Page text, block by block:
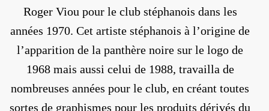
Roger Viou pour le club stéphanois dans les
années 1970. Cet artiste stéphanois à l’origine de
l’apparition de la panthère noire sur le logo de
1968 mais aussi celui de 1988, travailla de
nombreuses années pour le club, en créant toutes
sortes de graphismes pour les produits dérivés du